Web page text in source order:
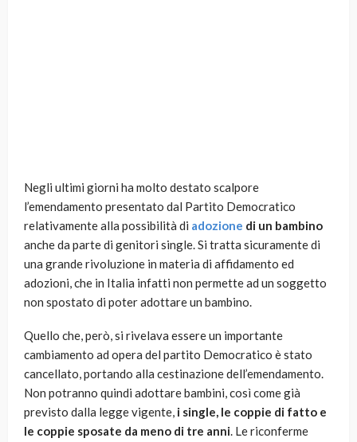
Negli ultimi giorni ha molto destato scalpore
l’emendamento presentato dal Partito Democratico
relativamente alla possibilità di adozione di un bambino
anche da parte di genitori single. Si tratta sicuramente di
una grande rivoluzione in materia di affidamento ed
adozioni, che in Italia infatti non permette ad un soggetto
non spostato di poter adottare un bambino.
Quello che, però, si rivelava essere un importante
cambiamento ad opera del partito Democratico è stato
cancellato, portando alla cestinazione dell’emendamento.
Non potranno quindi adottare bambini, così come già
previsto dalla legge vigente, i single, le coppie di fatto e
le coppie sposate da meno di tre anni. Le riconferme